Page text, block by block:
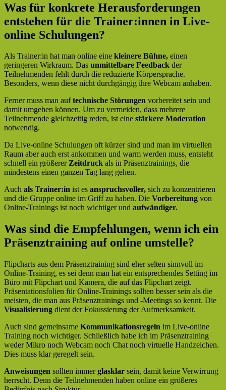
Was für konkrete Herausforderungen
entstehen für die Trainer:innen in Live-
online Schulungen?
Als Trainer:in hat man online eine kleinere Bühne, einen
geringeren Wirkraum. Das unmittelbare Feedback der
Teilnehmenden fehlt durch die reduzierte Körpersprache.
Besonders, wenn diese nicht durchgängig ihre Webcam anhaben.
Ferner muss man auftechnische Störungen vorbereitet sein und
damit umgehen können. Um zu vermeiden, dass mehrere
Teilnehmende gleichzeitig reden, ist eine stärkere Moderation
notwendig.
Da Live-online Schulungen oft kürzer sind und man im virtuellen
Raum aber auch erst ankommen und warm werden muss, entsteht
schnell ein größererZeitdruck als in Präsenztrainings, die
mindestens einen ganzen Tag lang gehen.
Auch als Trainer:in ist es anspruchsvoller, sich zu konzentrieren
und die Gruppe online im Griff zu haben. Die Vorbereitung von
Online-Trainings ist noch wichtiger und aufwändiger.
Was sind die Empfehlungen, wenn ich ein
Präsenztraining auf online umstelle?
Flipcharts aus dem Präsenztraining sind eher selten sinnvoll im
Online-Training, es sei denn man hat ein entsprechendes Setting im
Büro mit Flipchart und Kamera, die auf das Flipchart zeigt.
Präsentationsfolien für Online-Trainings sollten besser sein als die
meisten, die man aus Präsenztrainings und -Meetings so kennt. Die
Visualisierung dient der Fokussierung der Aufmerksamkeit.
Auch sind gemeinsame Kommunikationsregeln im Live-online
Training noch wichtiger. Schließlich habe ich im Präsenztraining
weder Mikro noch Webcam noch Chat noch virtuelle Handzeichen.
Dies muss klar geregelt sein.
Anweisungen sollten immerglasklar sein, damit keine Verwirrung
herrscht. Denn die Teilnehmenden haben online ein größeres